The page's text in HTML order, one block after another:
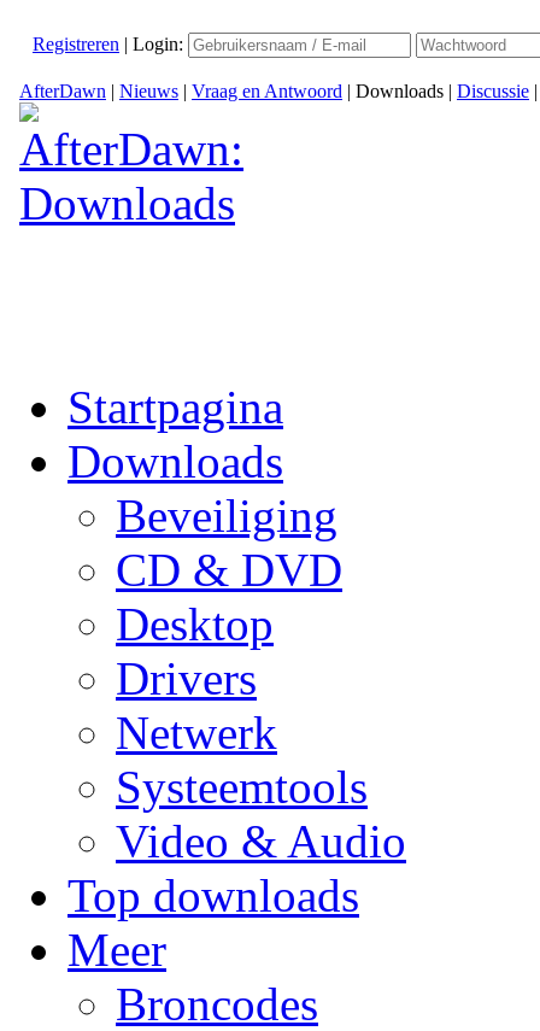
Registreren | Login:
AfterDawn | Nieuws | Vraag en Antwoord | Downloads | Discussie
Startpagina
Downloads
Beveiliging
CD & DVD
Desktop
Drivers
Netwerk
Systeemtools
Video & Audio
Top downloads
Meer
Broncodes